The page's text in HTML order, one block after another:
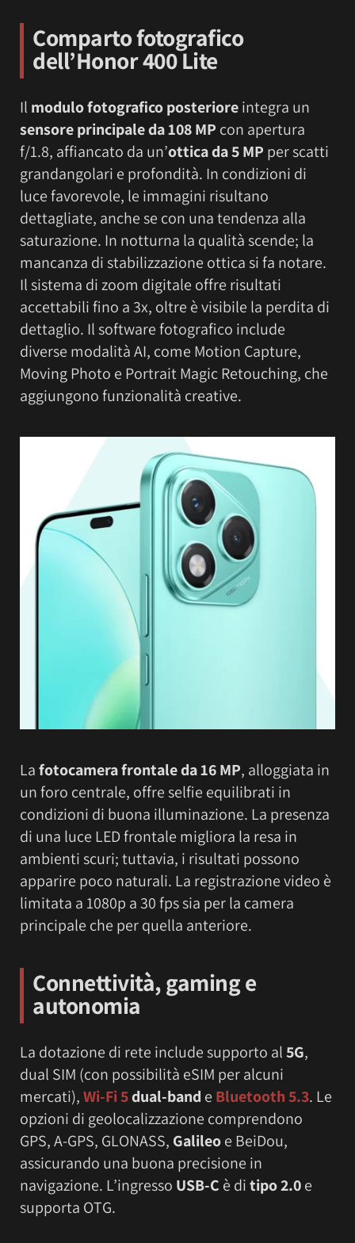
Comparto fotografico
dell’Honor 400 Lite
Il modulo fotografico posterioreintegra un
sensore principale da 108 MP con apertura
f/1.8, affiancato da un’ottica da 5 MP per scatti
grandangolari e profondità. In condizioni di
luce favorevole, le immagini risultano
dettagliate, anche se con una tendenza alla
saturazione. In notturna la qualità scende; la
mancanza di stabilizzazione ottica si fa notare.
Il sistema di zoom digitale offre risultati
accettabili fino a 3x, oltre è visibile la perdita di
dettaglio. Il software fotografico include
diverse modalità AI, come Motion Capture,
Moving Photo e Portrait Magic Retouching, che
aggiungono funzionalità creative.
Lafotocamera frontale da 16 MP, alloggiata in
un foro centrale, offre selfie equilibrati in
condizioni di buona illuminazione. La presenza
di una luce LED frontale migliora la resa in
ambienti scuri; tuttavia, i risultati possono
apparire poco naturali. La registrazione video è
limitata a 1080p a 30 fps sia per la camera
principale che per quella anteriore.
Connettività, gaming e
autonomia
La dotazione di rete include supporto al5G,
dual SIM (con possibilità eSIM per alcuni
mercati),Wi-Fi 5dual-band e Bluetooth 5.3. Le
opzioni di geolocalizzazione comprendono
GPS, A-GPS, GLONASS, Galileoe BeiDou,
assicurando una buona precisione in
navigazione. L’ingresso USB-C è ditipo 2.0e
supporta OTG.